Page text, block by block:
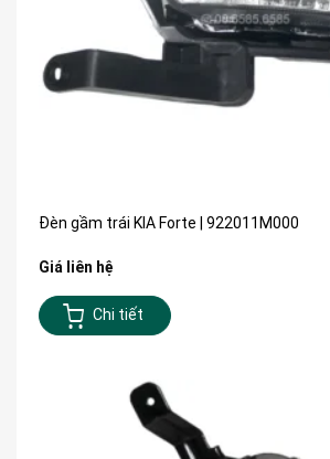
Đèn gầm trái KIA Forte | 922011M000
Giá liên hệ
Chi tiết